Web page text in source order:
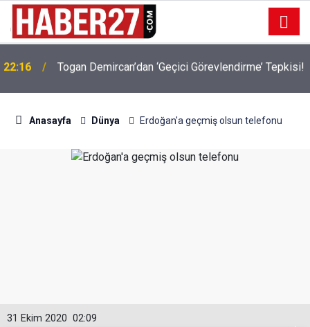
22:16 Togan Demircan’dan ‘Geçici Görevlendirme’ Tepkisi!
19:32 Sıcak Havalarda Ödem Şikayetini Hafife Almayın!
Anasayfa Dünya Erdoğan'a geçmiş olsun telefonu
02:09
31 Ekim 2020